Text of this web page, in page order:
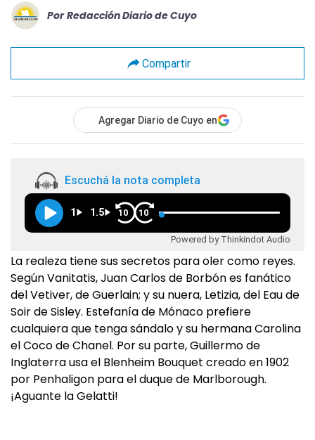
Por Redacción Diario de Cuyo
Compartir
Agregar Diario de Cuyo en
Escuchá la nota completa
1 1.5 10 10
Powered by Thinkindot Audio
La realeza tiene sus secretos para oler como reyes.
Según Vanitatis, Juan Carlos de Borbón es fanático
del Vetiver, de Guerlain; y su nuera, Letizia, del Eau de
Soir de Sisley. Estefanía de Mónaco prefiere
cualquiera que tenga sándalo y su hermana Carolina
el Coco de Chanel. Por su parte, Guillermo de
Inglaterra usa el Blenheim Bouquet creado en 1902
por Penhaligon para el duque de Marlborough.
¡Aguante la Gelatti!